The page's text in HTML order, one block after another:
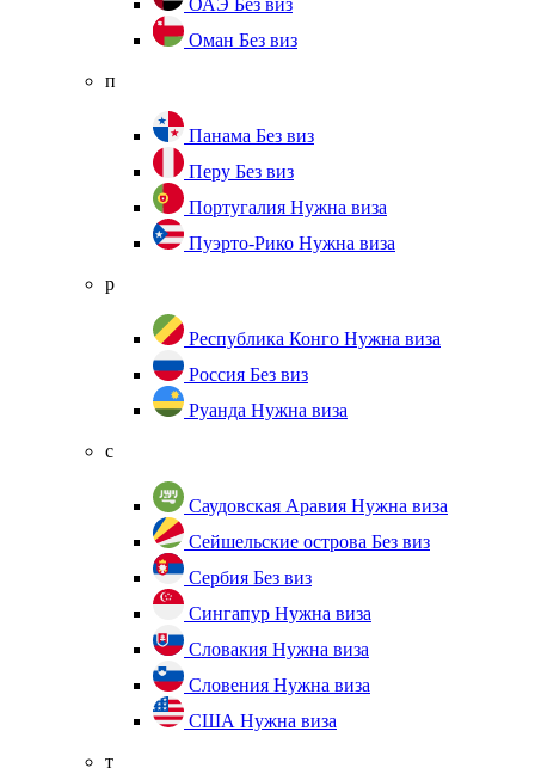
ОАЭ Без виз
Оман Без виз
п
Панама Без виз
Перу Без виз
Португалия Нужна виза
Пуэрто-Рико Нужна виза
р
Республика Конго Нужна виза
Россия Без виз
Руанда Нужна виза
с
Саудовская Аравия Нужна виза
Сейшельские острова Без виз
Сербия Без виз
Сингапур Нужна виза
Словакия Нужна виза
Словения Нужна виза
США Нужна виза
т